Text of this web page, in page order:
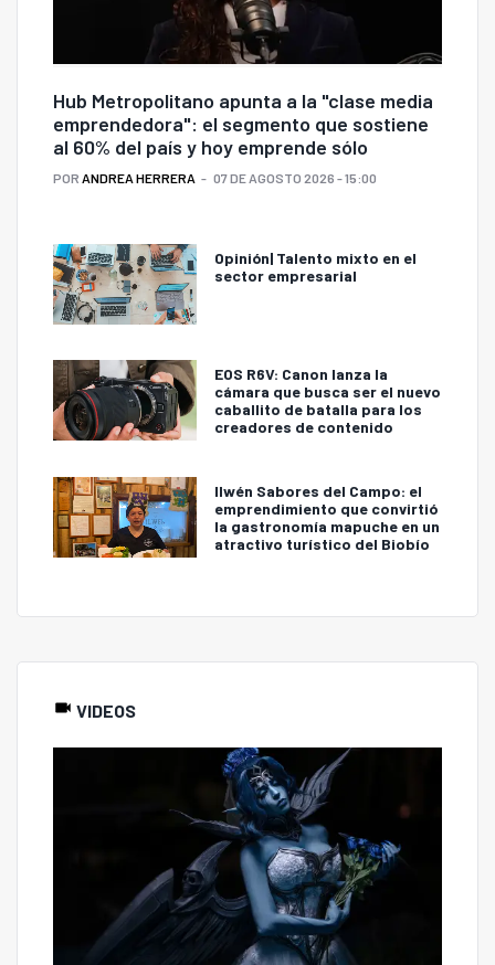
Hub Metropolitano apunta a la "clase media
emprendedora": el segmento que sostiene
al 60% del país y hoy emprende sólo
POR ANDREA HERRERA 07 DE AGOSTO 2026 - 15:00
Opinión| Talento mixto en el
sector empresarial
EOS R6V: Canon lanza la
cámara que busca ser el nuevo
caballito de batalla para los
creadores de contenido
Ilwén Sabores del Campo: el
emprendimiento que convirtió
la gastronomía mapuche en un
atractivo turístico del Biobío
VIDEOS